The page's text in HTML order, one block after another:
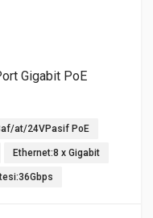
Gigabit PoE
at/24VPasif PoE
Ethernet:8 x Gigabit